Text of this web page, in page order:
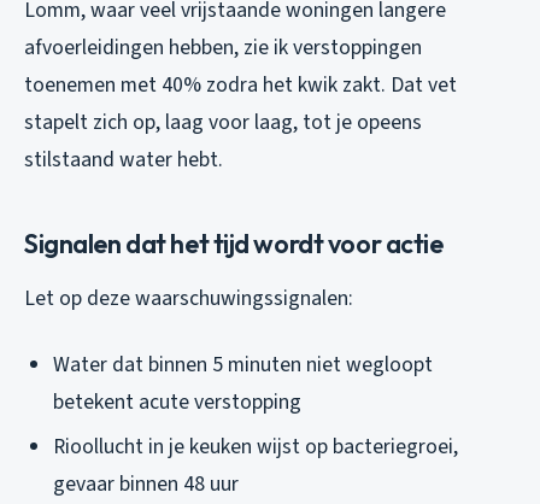
Lomm, waar veel vrijstaande woningen langere
afvoerleidingen hebben, zie ik verstoppingen
toenemen met 40% zodra het kwik zakt. Dat vet
stapelt zich op, laag voor laag, tot je opeens
stilstaand water hebt.
Signalen dat het tijd wordt voor actie
Let op deze waarschuwingssignalen:
Water dat binnen 5 minuten niet wegloopt
betekent acute verstopping
Rioollucht in je keuken wijst op bacteriegroei,
gevaar binnen 48 uur